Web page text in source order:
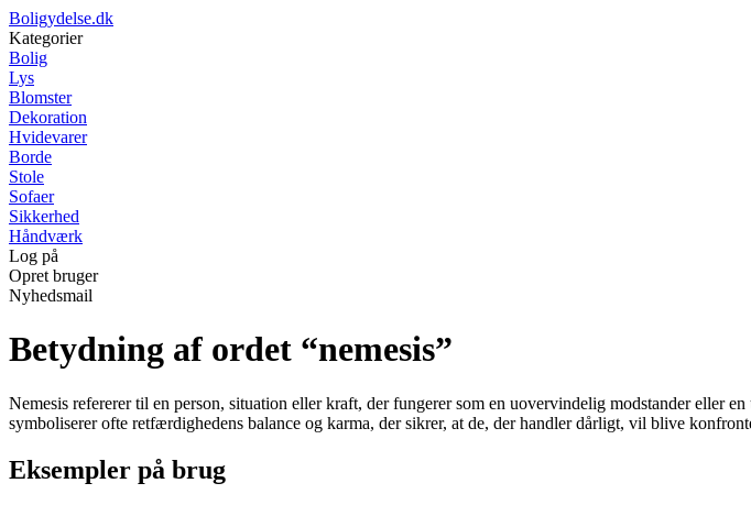
Boligydelse.dk
Kategorier
Bolig
Lys
Blomster
Dekoration
Hvidevarer
Borde
Stole
Sofaer
Sikkerhed
Håndværk
Log på
Opret bruger
Nyhedsmail
Betydning af ordet “nemesis”
Nemesis refererer til en person, situation eller kraft, der fungerer som en uovervindelig modstander eller
symboliserer ofte retfærdighedens balance og karma, der sikrer, at de, der handler dårligt, vil blive
Eksempler på brug